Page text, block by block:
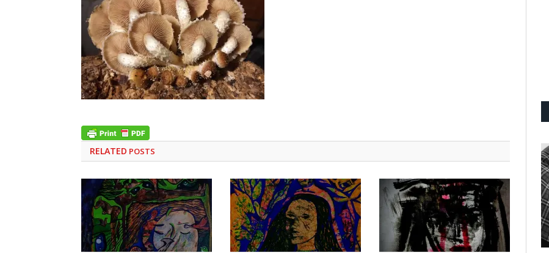
RELATED POSTS